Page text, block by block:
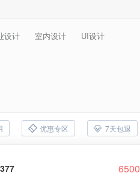
设计 室内设计
UI设计
优惠专区 7天包退
6500